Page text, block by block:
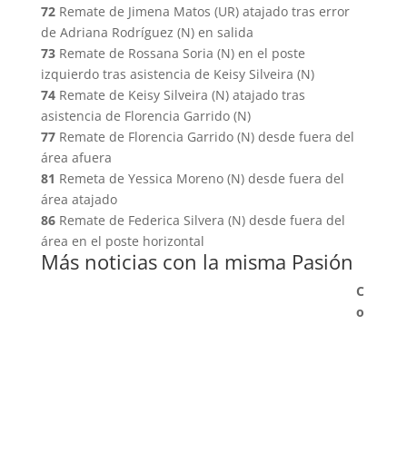
72Remate de Jimena Matos (UR) atajado tras error
de Adriana Rodríguez (N) en salida
73Remate de Rossana Soria (N) en el poste
izquierdo tras asistencia de Keisy Silveira (N)
74Remate de Keisy Silveira (N) atajado tras
asistencia de Florencia Garrido (N)
77Remate de Florencia Garrido (N) desde fuera del
área afuera
81 Remeta de Yessica Moreno (N) desde fuera del
área atajado
86Remate de Federica Silvera (N) desde fuera del
área en el poste horizontal
Más noticias con la misma Pasión
C
o